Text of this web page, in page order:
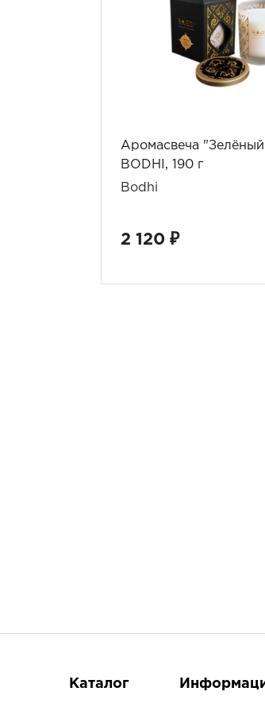
Аромасвеча
BODHI, 190 г
Bodhi
2 120 ₽
Каталог